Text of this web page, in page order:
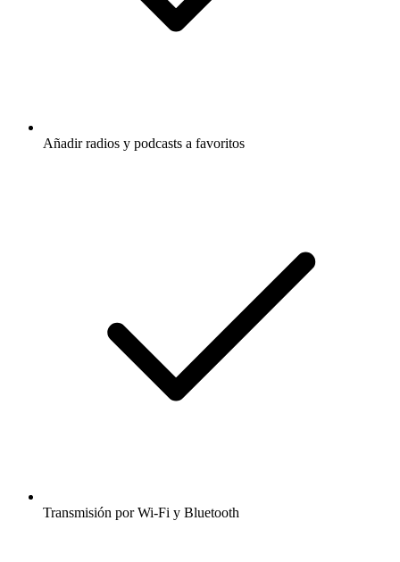
Añadir radios y podcasts a favoritos
Transmisión por Wi-Fi y Bluetooth